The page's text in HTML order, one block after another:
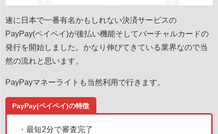
遂に日本で一番有名かもしれない決済サービスの
PayPay(ペイペイ)が後払い機能そしてバーチャルカードの
発行を開始しました。かなり伸びてきている業界なので当
然の流れと思います。
PayPayマネーライトも当然利用で行きます。
PayPay(ペイペイ)の特徴
・最短2分で審査完了